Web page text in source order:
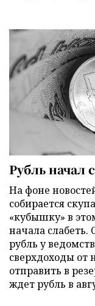
Рубль начал
На фоне
собирается
«кубышку» в
начала слабеть.
рубль у
сверхдоходы от
отправить в
ждет рубль в